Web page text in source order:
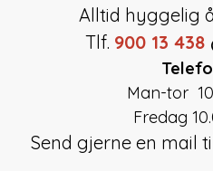
Alltid hyggelig
Tlf. 900 13 438
Man-tor
Fredag
Send gjerne en mail